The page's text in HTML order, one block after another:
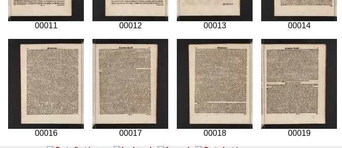
00011 00012 00013 00014
00016 00017 00018 00019